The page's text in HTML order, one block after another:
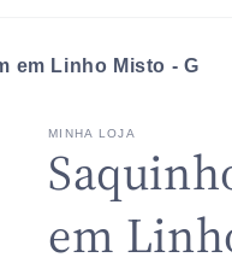
em Linho Misto - G
MINHA LOJA
em